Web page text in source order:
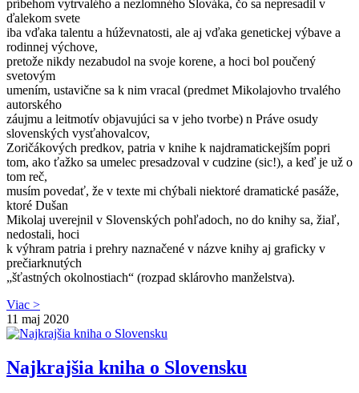
príbehom vytrvalého a nezlomného Slováka, čo sa nepresadil v
ďalekom svete
iba vďaka talentu a húževnatosti, ale aj vďaka genetickej výbave a
rodinnej výchove,
pretože nikdy nezabudol na svoje korene, a hoci bol poučený
svetovým
umením, ustavične sa k nim vracal (predmet Mikolajovho trvalého
autorského
záujmu a leitmotív objavujúci sa v jeho tvorbe) n Práve osudy
slovenských vysťahovalcov,
Zoričákových predkov, patria v knihe k najdramatickejším popri
tom, ako ťažko sa umelec presadzoval v cudzine (sic!), a keď je už o
tom reč,
musím povedať, že v texte mi chýbali niektoré dramatické pasáže,
ktoré Dušan
Mikolaj uverejnil v Slovenských pohľadoch, no do knihy sa, žiaľ,
nedostali, hoci
k výhram patria i prehry naznačené v názve knihy aj graficky v
prečiarknutých
„šťastných okolnostiach“ (rozpad sklárovho manželstva).
Viac >
11 maj 2020
Najkrajšia kniha o Slovensku